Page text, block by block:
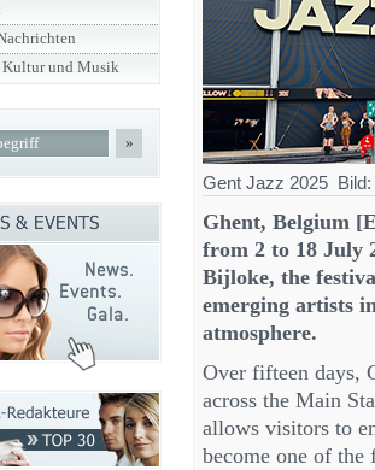
Gent Jazz 2025
Ghent, Belgium
from 2 to 18 July
Bijloke, the
emerging artists
atmosphere.
Over fifteen days,
across the Main
allows visitors to
become one of the
Kultur und Musik
»